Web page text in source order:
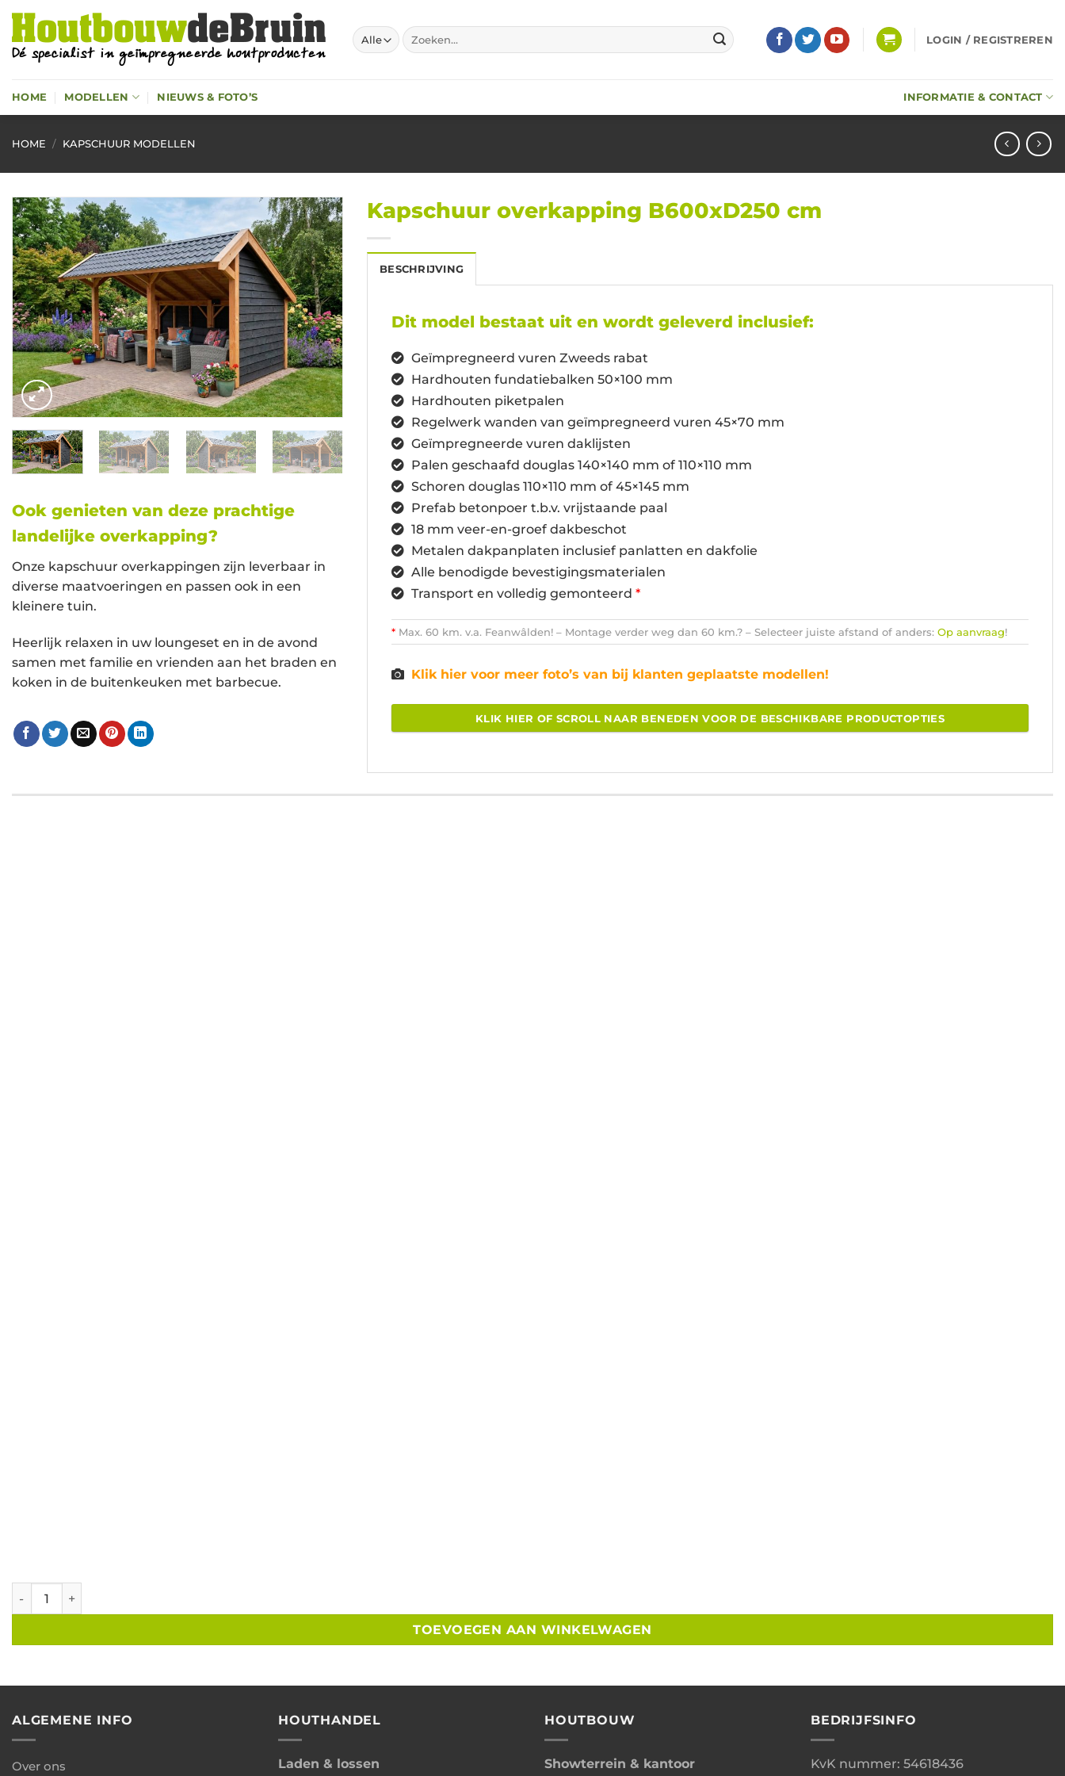
Ga
naar
inhoud
Zoeken
naar:
LOGIN / REGISTREREN
HOME MODELLEN NIEUWS & FOTO’S INFORMATIE & CONTACT
HOME / KAPSCHUUR MODELLEN
Ook genieten van deze prachtige
landelijke overkapping?
Onze kapschuur overkappingen zijn leverbaar in
diverse maatvoeringen en passen ook in een
kleinere tuin.
Heerlijk relaxen in uw loungeset en in de avond
samen met familie en vrienden aan het braden en
koken in de buitenkeuken met barbecue.
Kapschuur overkapping B600xD250 cm
BESCHRIJVING
Dit model bestaat uit en wordt geleverd inclusief:
Geïmpregneerd vuren Zweeds rabat
Hardhouten fundatiebalken 50×100 mm
Hardhouten piketpalen
Regelwerk wanden van geïmpregneerd vuren 45×70 mm
Geïmpregneerde vuren daklijsten
Palen geschaafd douglas 140×140 mm of 110×110 mm
Schoren douglas 110×110 mm of 45×145 mm
Prefab betonpoer t.b.v. vrijstaande paal
18 mm veer-en-groef dakbeschot
Metalen dakpanplaten inclusief panlatten en dakfolie
Alle benodigde bevestigingsmaterialen
Transport en volledig gemonteerd *
* Max. 60 km. v.a. Feanwâlden! – Montage verder weg dan 60 km.? – Selecteer juiste afstand of anders: Op aanvraag!
Klik hier voor meer foto’s van bij klanten geplaatste modellen!
KLIK HIER OF SCROLL NAAR BENEDEN VOOR DE BESCHIKBARE PRODUCTOPTIES
Kapschuur overkapping B600xD250 cm aantal
TOEVOEGEN AAN WINKELWAGEN
ALGEMENE INFO
Over ons
HOUTHANDEL
Laden & lossen
HOUTBOUW
Showterrein & kantoor
BEDRIJFSINFO
KvK nummer: 54618436